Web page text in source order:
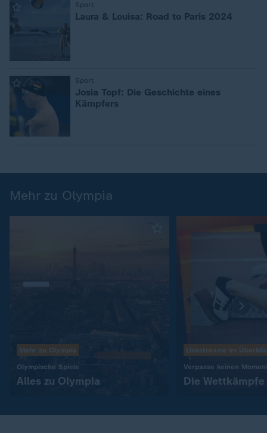
Sport
: Laura & Louisa: Road to Paris 2024
Sport
:
Josia Topf: Die Geschichte eines
Kämpfers
Mehr zu Olympia
Mehr zu Olympia
Olympische Spiele
Alles zu Olympia
Livestreams im
Verpasse keinen
Die